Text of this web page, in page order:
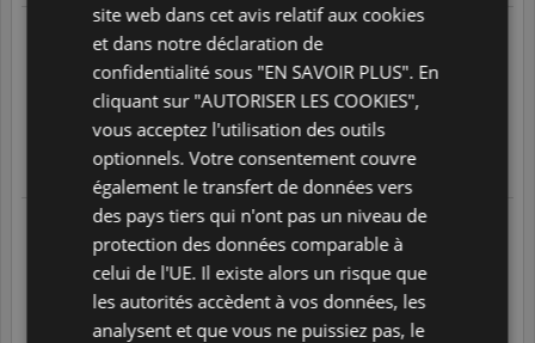
JENNYFER L.
02/06/2022 à 17:31
19/05/2022
Produit conforme et de bonne qualité
5/5
Translate
Valérie C.
02/06/2022 à 04:49
suite à une expérience réalisée le
18/05/2022
Très bonne qualité, formats adaptés
5/5
JAPANESE
CZ
SLOVAK
site web dans cet avis relatif aux cookies
et dans notre déclaration de
confidentialité sous "EN SAVOIR PLUS". En
cliquant sur "AUTORISER LES COOKIES",
vous acceptez l'utilisation des outils
optionnels. Votre consentement couvre
également le transfert de données vers
des pays tiers qui n'ont pas un niveau de
protection des données comparable à
celui de l'UE. Il existe alors un risque que
les autorités accèdent à vos données, les
analysent et que vous ne puissiez pas, le